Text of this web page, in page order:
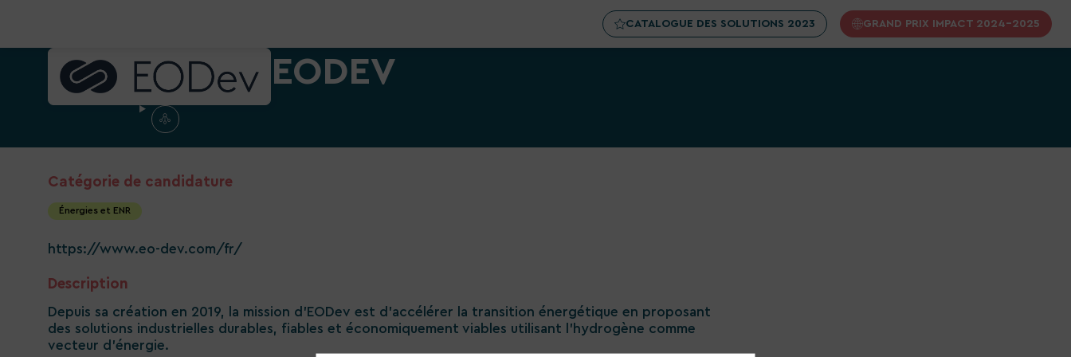
CATALOGUE DES SOLUTIONS 2023 GRAND PRIX IMPACT 2024-2025
EODEV
Catégorie de candidature
Énergies et ENR
https://www.eo-dev.com/fr/
Description
Depuis sa création en 2019, la mission d'EODev est d'accélérer la transition énergétique en proposant
des solutions industrielles durables, fiables et économiquement viables utilisant l’hydrogène comme
vecteur d’énergie.